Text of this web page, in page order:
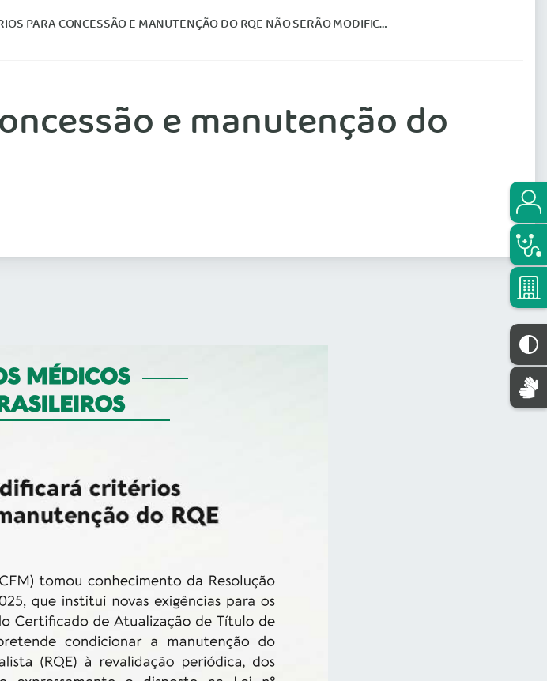
PARA CONCESSÃO E MANUTENÇÃO DO RQE NÃO SERÃO MODIFICADOS
e manutenção do